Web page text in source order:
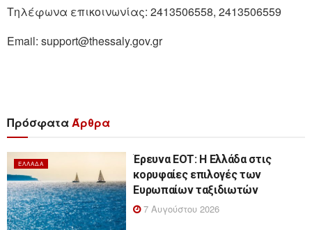
Τηλέφωνα επικοινωνίας: 2413506558, 2413506559
Email: support@thessaly.gov.gr
ΠρόσφαταΆρθρα
ΕΛΛΆΔΑ
Έρευνα ΕΟΤ: Η Ελλάδα στις
κορυφαίες επιλογές των
Ευρωπαίων ταξιδιωτών
7 Αυγούστου 2026